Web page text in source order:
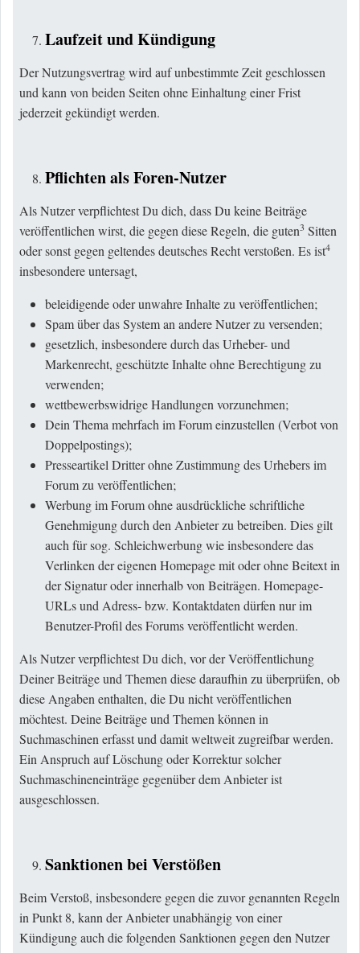
Laufzeit und Kündigung
Der Nutzungsvertrag wird auf unbestimmte Zeit geschlossen
und kann von beiden Seiten ohne Einhaltung einer Frist
jederzeit gekündigt werden.
Pflichten als Foren-Nutzer
Als Nutzer verpflichtest Du dich, dass Du keine Beiträge
veröffentlichen wirst, die gegen diese Regeln, die guten3 Sitten
oder sonst gegen geltendes deutsches Recht verstoßen. Es ist4
insbesondere untersagt,
beleidigende oder unwahre Inhalte zu veröffentlichen;
Spam über das System an andere Nutzer zu versenden;
gesetzlich, insbesondere durch das Urheber- und
Markenrecht, geschützte Inhalte ohne Berechtigung zu
verwenden;
wettbewerbswidrige Handlungen vorzunehmen;
Dein Thema mehrfach im Forum einzustellen (Verbot von
Doppelpostings);
Presseartikel Dritter ohne Zustimmung des Urhebers im
Forum zu veröffentlichen;
Werbung im Forum ohne ausdrückliche schriftliche
Genehmigung durch den Anbieter zu betreiben. Dies gilt
auch für sog. Schleichwerbung wie insbesondere das
Verlinken der eigenen Homepage mit oder ohne Beitext in
der Signatur oder innerhalb von Beiträgen. Homepage-
URLs und Adress- bzw. Kontaktdaten dürfen nur im
Benutzer-Profil des Forums veröffentlicht werden.
Als Nutzer verpflichtest Du dich, vor der Veröffentlichung
Deiner Beiträge und Themen diese daraufhin zu überprüfen, ob
diese Angaben enthalten, die Du nicht veröffentlichen
möchtest. Deine Beiträge und Themen können in
Suchmaschinen erfasst und damit weltweit zugreifbar werden.
Ein Anspruch auf Löschung oder Korrektur solcher
Suchmaschineneinträge gegenüber dem Anbieter ist
ausgeschlossen.
Sanktionen bei Verstößen
Beim Verstoß, insbesondere gegen die zuvor genannten Regeln
in Punkt 8, kann der Anbieter unabhängig von einer
Kündigung auch die folgenden Sanktionen gegen den Nutzer